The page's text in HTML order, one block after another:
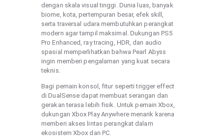
dengan skala visual tinggi. Dunia luas, banyak
biome, kota, pertempuran besar, efek skill,
serta traversal udara membutuhkan perangkat
modern agar tampil maksimal. Dukungan PS5
Pro Enhanced, ray tracing, HDR, dan audio
spasial memperlihatkan bahwa Pearl Abyss
ingin memberi pengalaman yang kuat secara
teknis.
Bagi pemain konsol, fitur seperti trigger effect
di DualSense dapat membuat serangan dan
gerakan terasa lebih fisik. Untuk pemain Xbox,
dukungan Xbox Play Anywhere menarik karena
memberi akses lintas perangkat dalam
ekosistem Xbox dan PC.